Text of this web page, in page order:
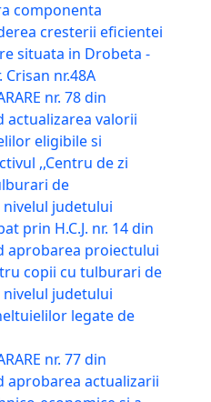
componenta
cresterii eficientei
situata in Drobeta -
nr.48A
nr. 78 din
actualizarea valorii
eligibile si
,,Centru de zi
de
judetului
prin H.C.J. nr. 14 din
aprobarea proiectului
copii cu tulburari de
judetului
legate de
nr. 77 din
aprobarea actualizarii